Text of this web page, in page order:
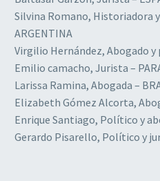
Silvina Romano, Historiadora
ARGENTINA
Virgilio Hernández, Abogado y
Emilio camacho, Jurista –
Larissa Ramina, Abogada –
Elizabeth Gómez Alcorta,
Enrique Santiago, Político y
Gerardo Pisarello, Político y